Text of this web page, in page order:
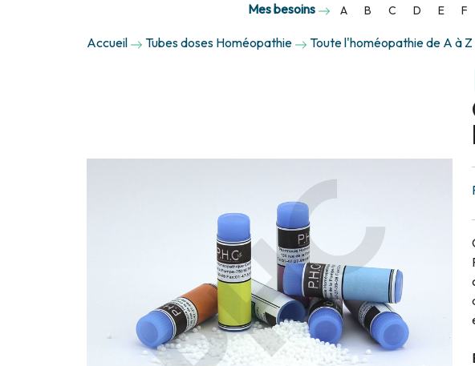
Mes besoins A B C D E F
Accueil Tubes doses Homéopathie Toute l'homéopathie de A à Z